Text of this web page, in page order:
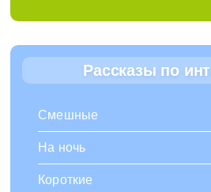
Рассказы по
Смешные
На ночь
Короткие